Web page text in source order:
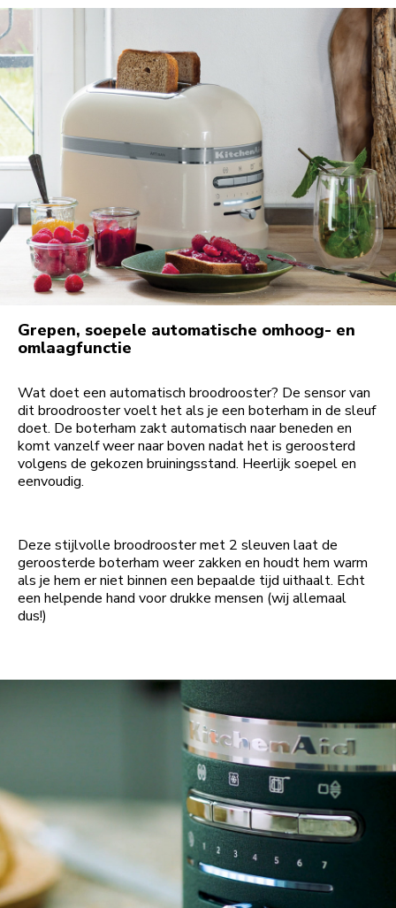
Grepen, soepele automatische omhoog- en
omlaagfunctie
Wat doet een automatisch broodrooster? De sensor van
dit broodrooster voelt het als je een boterham in de sleuf
doet. De boterham zakt automatisch naar beneden en
komt vanzelf weer naar boven nadat het is geroosterd
volgens de gekozen bruiningsstand. Heerlijk soepel en
eenvoudig.
Deze stijlvolle broodrooster met 2 sleuven laat de
geroosterde boterham weer zakken en houdt hem warm
als je hem er niet binnen een bepaalde tijd uithaalt. Echt
een helpende hand voor drukke mensen (wij allemaal
dus!)